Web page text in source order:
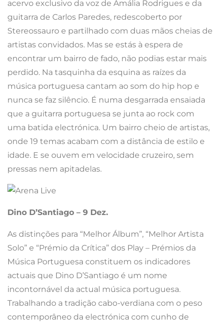
acervo exclusivo da voz de Amália Rodrigues e da
guitarra de Carlos Paredes, redescoberto por
Stereossauro e partilhado com duas mãos cheias de
artistas convidados. Mas se estás à espera de
encontrar um bairro de fado, não podias estar mais
perdido. Na tasquinha da esquina as raízes da
música portuguesa cantam ao som do hip hop e
nunca se faz silêncio. É numa desgarrada ensaiada
que a guitarra portuguesa se junta ao rock com
uma batida electrónica. Um bairro cheio de artistas,
onde 19 temas acabam com a distância de estilo e
idade. E se ouvem em velocidade cruzeiro, sem
pressas nem apitadelas.
Dino D’Santiago – 9 Dez.
As distinções para “Melhor Álbum”, “Melhor Artista
Solo” e “Prémio da Crítica” dos Play – Prémios da
Música Portuguesa constituem os indicadores
actuais que Dino D’Santiago é um nome
incontornável da actual música portuguesa.
Trabalhando a tradição cabo-verdiana com o peso
contemporâneo da electrónica com cunho de